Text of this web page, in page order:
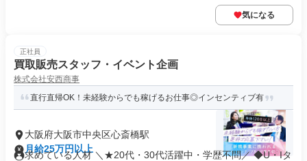
気になる
正社員
買取販売スタッフ・イベント企画
株式会社安西商事
直行直帰OK！未経験からでも稼げるお仕事◎インセンティブ有
大阪府大阪市中央区心斎橋駅
月給25万円以上
求めている人材 ＼★20代・30代活躍中・学歴不問／ ◆U・Iタ